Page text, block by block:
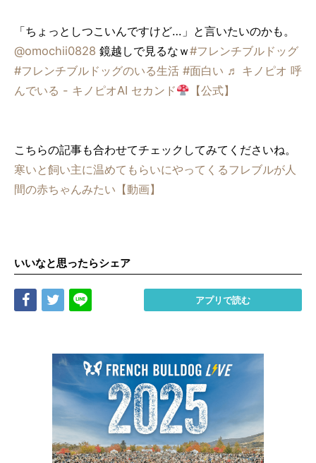
「ちょっとしつこいんですけど…」と言いたいのかも。
@omochii0828 鏡越しで見るなｗ#フレンチブルドッグ
#フレンチブルドッグのいる生活 #面白い ♬ キノピオ 呼
んでいる - キノピオAI セカンド
【公式】
こちらの記事も合わせてチェックしてみてくださいね。
寒いと飼い主に温めてもらいにやってくるフレブルが人
間の赤ちゃんみたい【動画】
いいなと思ったらシェア
Share Tweet アプリで読む